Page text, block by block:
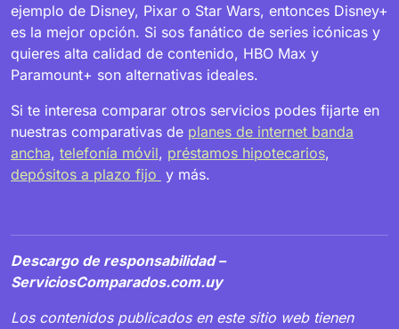
ejemplo de Disney, Pixar o Star Wars, entonces Disney+
es la mejor opción. Si sos fanático de series icónicas y
quieres alta calidad de contenido, HBO Max y
Paramount+ son alternativas ideales.
Si te interesa comparar otros servicios podes fijarte en
nuestras comparativas de planes de internet banda
ancha, telefonía móvil, préstamos hipotecarios,
depósitos a plazo fijo y más.
Descargo de responsabilidad –
ServiciosComparados.com.uy
Los contenidos publicados en este sitio web tienen